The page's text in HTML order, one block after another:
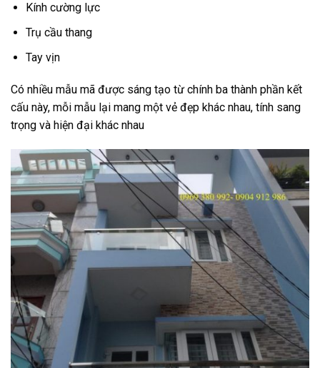
Kính cường lực
Trụ cầu thang
Tay vịn
Có nhiều mẫu mã được sáng tạo từ chính ba thành phần kết
cấu này, mỗi mẫu lại mang một vẻ đẹp khác nhau, tính sang
trọng và hiện đại khác nhau